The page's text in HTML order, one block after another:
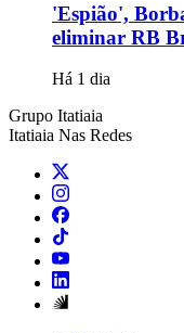
'Espião',
eliminar RB
Há 1 dia
Grupo Itatiaia
Itatiaia Nas Redes